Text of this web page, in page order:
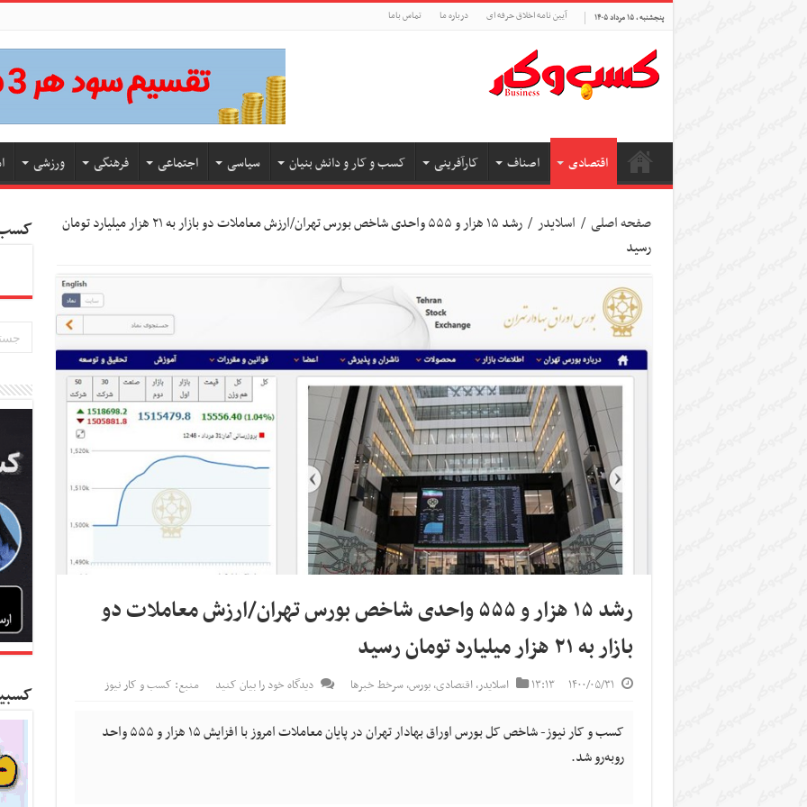
پنجشنبه , ۱۵ مرداد ۱۴۰۵ آیین نامه اخلاق حرفه ای درباره ما تماس باما
اقتصادی اصناف کارآفرینی کسب و کار و دانش بنیان سیاسی اجتماعی فرهنگی ورزشی
صفحه اصلی / اسلایدر /
رشد ۱۵ هزار و ۵۵۵ واحدی شاخص بورس تهران/ارزش معاملات دو بازار به ۲۱ هزار میلیارد تومان
رسید
رشد ۱۵ هزار و ۵۵۵ واحدی شاخص بورس تهران/ارزش معاملات دو
بازار به ۲۱ هزار میلیارد تومان رسید
۱۴۰۰/۰۵/۳۱ ۱۳:۱۳ اسلایدر,اقتصادی,بورس,سرخط خبرها دیدگاه خود را بیان کنید منبع: کسب و کار نیوز
کسب و کار نیوز- شاخص کل بورس اوراق بهادار تهران در پایان معاملات امروز با افزایش ۱۵ هزار و ۵۵۵ واحد
روبه‌رو شد.
کسب